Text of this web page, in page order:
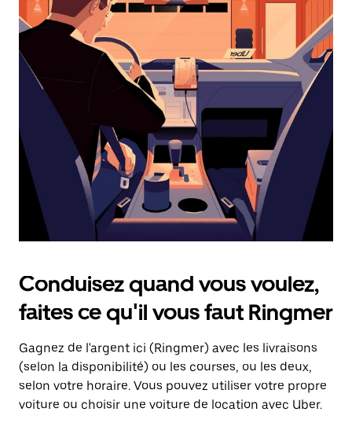
calendrier
et
sélectionner
une
date.
Appuyez
d'échappement
pour
fermer
calendrier.
Conduisez quand vous voulez,
faites ce qu'il vous faut Ringmer
Gagnez de l'argent ici (Ringmer) avec les livraisons
(selon la disponibilité) ou les courses, ou les deux,
selon votre horaire. Vous pouvez utiliser votre propre
voiture ou choisir une voiture de location avec Uber.